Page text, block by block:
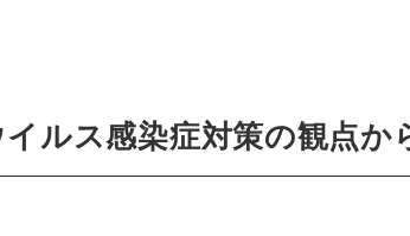
ルス感染症対策の観点